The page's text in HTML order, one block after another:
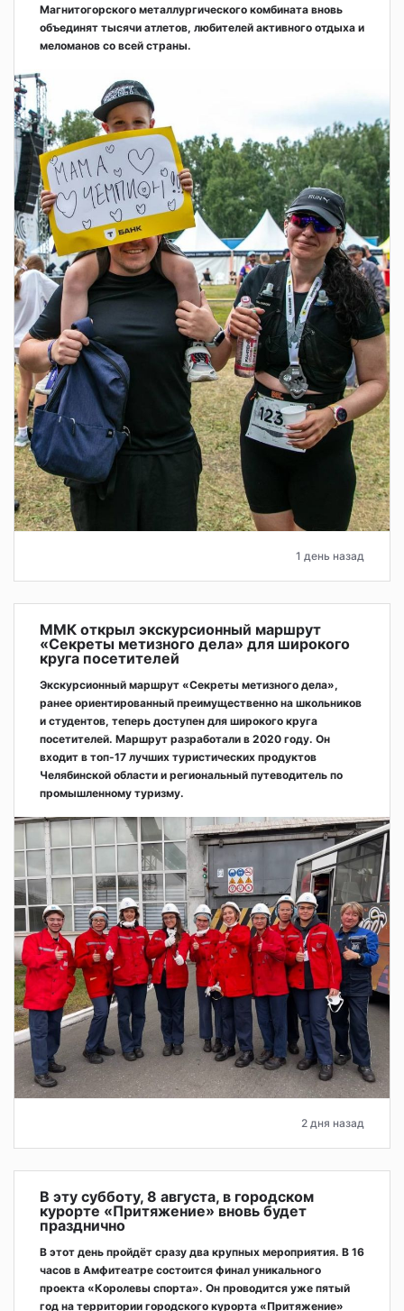
Магнитогорского металлургического комбината вновь
объединят тысячи атлетов, любителей активного отдыха и
меломанов со всей страны.
1 день назад
ММК открыл экскурсионный маршрут
«Секреты метизного дела» для широкого
круга посетителей
Экскурсионный маршрут «Секреты метизного дела»,
ранее ориентированный преимущественно на школьников
и студентов, теперь доступен для широкого круга
посетителей. Маршрут разработали в 2020 году. Он
входит в топ-17 лучших туристических продуктов
Челябинской области и региональный путеводитель по
промышленному туризму.
2 дня назад
В эту субботу, 8 августа, в городском
курорте «Притяжение» вновь будет
празднично
В этот день пройдёт сразу два крупных мероприятия. В 16
часов в Амфитеатре состоится финал уникального
проекта «Королевы спорта». Он проводится уже пятый
год на территории городского курорта «Притяжение»